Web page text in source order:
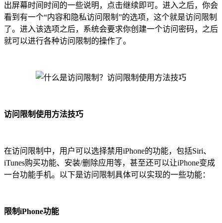
出屏幕时间时间的一些说明，点击继续即可。进入之后，你会
看到有一个“内容和隐私访问限制”的选项，这个就是访问限制
了。进入该选项之后，系统会要求你创建一个访问密码，之后
就可以进行各种访问限制的操作了。
访问限制使用方法技巧
在访问限制中，用户可以选择禁用iPhone的功能，包括Siri、
iTunes购买功能、安装/删除应用等，甚至还可以让iPhone变成
一台功能手机。以下是访问限制具体可以实现的一些功能：
限制iPhone功能